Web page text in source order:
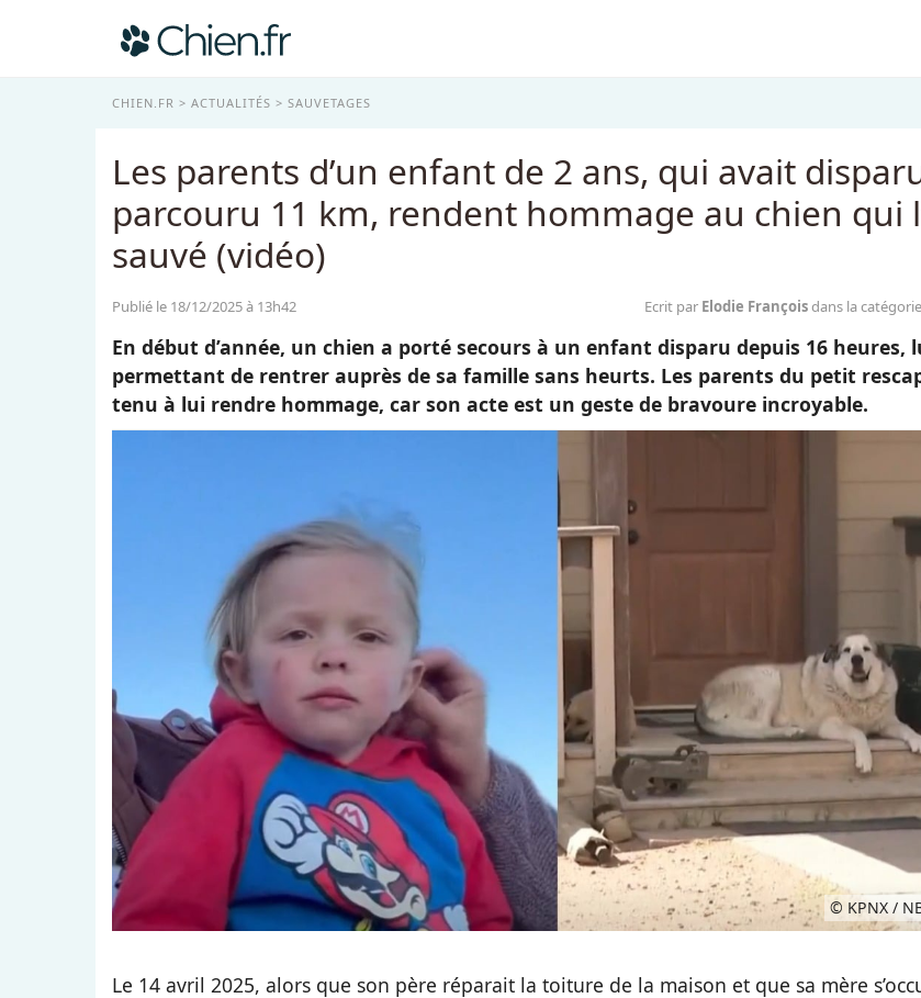
CHIEN.FR ACTUALITÉS SAUVETAGES
Les parents d’un enfant de 2 ans, qui avait
parcouru 11 km, rendent hommage au chien qui
sauvé (vidéo)
Publié le 18/12/2025 à 13h42 Ecrit par Elodie Françoisdans la
En début d’année, un chien a porté secours à un enfant disparu depuis 16 heures,
permettant de rentrer auprès de sa famille sans heurts. Les parents du petit
tenu à lui rendre hommage, car son acte est un geste de bravoure incroyable.
© KPNX /
Le 14 avril 2025, alors que son père réparait la toiture de la maison et que sa mère